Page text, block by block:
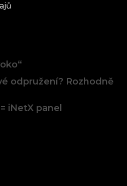
odpružení? Rozhodně
iNetX panel